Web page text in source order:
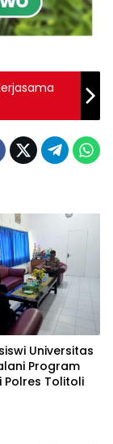
Universitas
Program
Polres Tolitoli